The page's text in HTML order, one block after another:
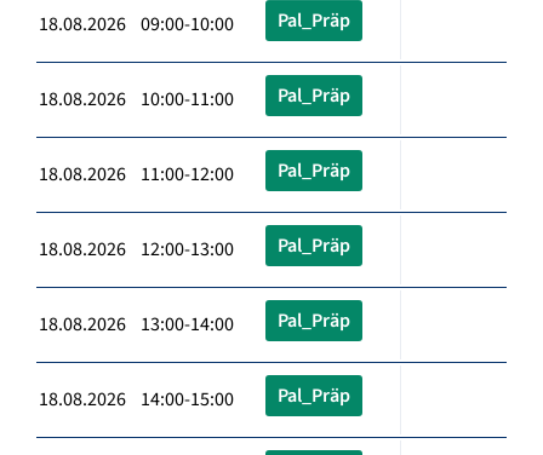
18.08.2026 09:00-10:00 Pal_Präp
18.08.2026 10:00-11:00 Pal_Präp
18.08.2026 11:00-12:00 Pal_Präp
18.08.2026 12:00-13:00 Pal_Präp
18.08.2026 13:00-14:00 Pal_Präp
18.08.2026 14:00-15:00 Pal_Präp